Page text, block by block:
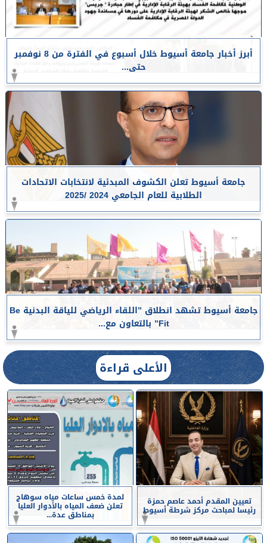
أبرز أخبار جامعة أسيوط خلال أسبوع في الفترة من 8 نوفمبر
حتى...
جامعة أسيوط تعلن الكشوف المبدئية لانتخابات الاتحادات
الطلابية للعام الجامعي 2024 /2025
جامعة أسيوط تشهد انطلاق ”اللقاء الرياضي للياقة البدنية Be
Fit” بالتعاون مع...
الأعلى قراءة
تعيين المقدم أحمد عاصم حمزة
رئيسا لمباحث مركز شرطة أسيوط
لمدة خمس ساعات مياه سوهاج
تعلن ضعف المياه بالأدوار العليا
بمناطق عدة...